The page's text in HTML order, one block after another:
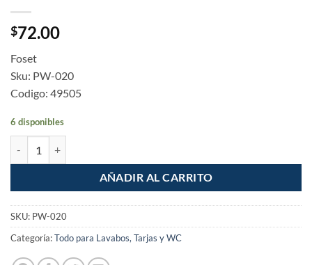
$72.00
Foset
Sku: PW-020
Codigo: 49505
6 disponibles
AÑADIR AL CARRITO
SKU: PW-020
Categoría:Todo para Lavabos, Tarjas y WC